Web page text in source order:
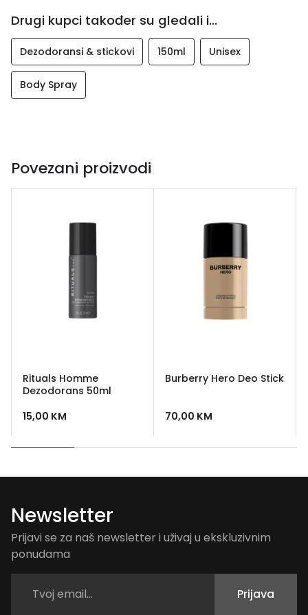
Drugi kupci također su gledali i...
Dezodoransi & stickovi 150ml Unisex
Body Spray
Povezani proizvodi
Rituals Homme
Dezodorans 50ml
15,00 KM
Burberry Hero Deo Stick
70,00 KM
Newsletter
Prijavi se za naš newsletter i uživaj u ekskluzivnim
ponudama
Prijava